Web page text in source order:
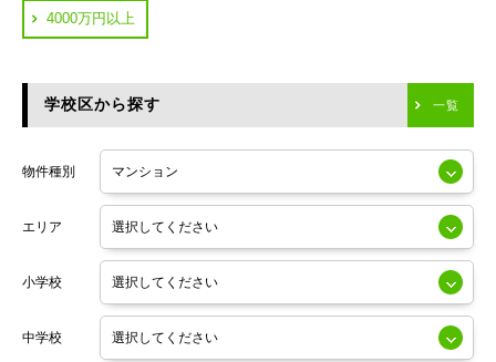
川崎市川崎区
川崎市中原区
川崎市高津区
JR中央・総武線
東京メトロ日比谷線
小田急線
東京メトロ半蔵門線
東京メトロ副都心線
東京メトロ有楽町線
4000万円以上
学校区から探す 一覧
物件種別
エリア
小学校
中学校